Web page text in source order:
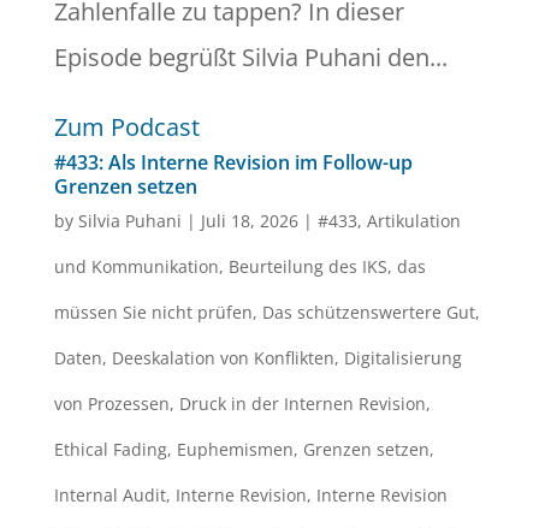
Zahlenfalle zu tappen? In dieser
Episode begrüßt Silvia Puhani den...
Zum Podcast
#433: Als Interne Revision im Follow-up
Grenzen setzen
by Silvia Puhani | Juli 18, 2026| #433, Artikulation
und Kommunikation, Beurteilung des IKS, das
müssen Sie nicht prüfen, Das schützenswertere Gut,
Daten, Deeskalation von Konflikten, Digitalisierung
von Prozessen, Druck in der Internen Revision,
Ethical Fading, Euphemismen, Grenzen setzen,
Internal Audit, Interne Revision, Interne Revision